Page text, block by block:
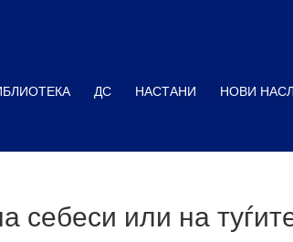
ДС НАСТАНИ НОВИ
себеси или на